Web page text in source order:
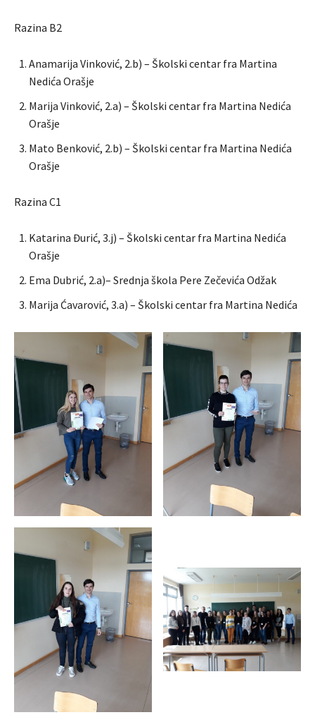
Razina B2
Anamarija Vinković, 2.b) – Školski centar fra Martina
Nedića Orašje
Marija Vinković, 2.a) – Školski centar fra Martina Nedića
Orašje
Mato Benković, 2.b) – Školski centar fra Martina Nedića
Orašje
Razina C1
Katarina Đurić, 3.j) – Školski centar fra Martina Nedića
Orašje
Ema Dubrić, 2.a)– Srednja škola Pere Zečevića Odžak
Marija Ćavarović, 3.a) – Školski centar fra Martina Nedića